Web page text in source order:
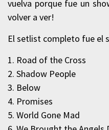
vuelva porque fue un
volver a ver!
El setlist completo fue el
1. Road of the Cross
2. Shadow People
3. Below
4. Promises
5. World Gone Mad